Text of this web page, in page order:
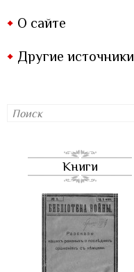
О сайте
Другие источники
Книги